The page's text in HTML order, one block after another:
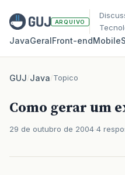
ARQUIVO
JavaGeralFront‑endMobile
GUJ/Java/Topico
Como gerar um
29 de outubro de 2004 4